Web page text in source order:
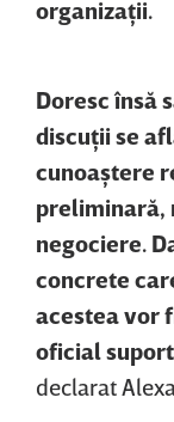
organizaţii.
Doresc însă
discuţii se
cunoaştere
preliminară,
negociere.
concrete
acestea vor
oficial
declarat